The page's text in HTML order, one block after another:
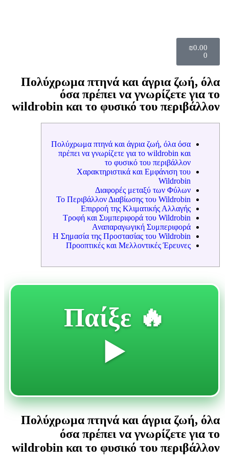
₪0.00
0
Πολύχρωμα πτηνά και άγρια ζωή, όλα
όσα πρέπει να γνωρίζετε για το
wildrobin και το φυσικό του περιβάλλον
Πολύχρωμα πτηνά και άγρια ζωή, όλα όσα
πρέπει να γνωρίζετε για το wildrobin και
το φυσικό του περιβάλλον
Χαρακτηριστικά και Εμφάνιση του
Wildrobin
Διαφορές μεταξύ των Φύλων
Το Περιβάλλον Διαβίωσης του Wildrobin
Επιρροή της Κλιματικής Αλλαγής
Τροφή και Συμπεριφορά του Wildrobin
Αναπαραγωγική Συμπεριφορά
Η Σημασία της Προστασίας του Wildrobin
Προοπτικές και Μελλοντικές Έρευνες
🔥 Παίξε
▶️
Πολύχρωμα πτηνά και άγρια ζωή, όλα
όσα πρέπει να γνωρίζετε για το
wildrobin και το φυσικό του περιβάλλον